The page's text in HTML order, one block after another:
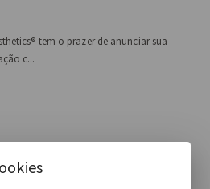
tem o prazer de anunciar sua
c...